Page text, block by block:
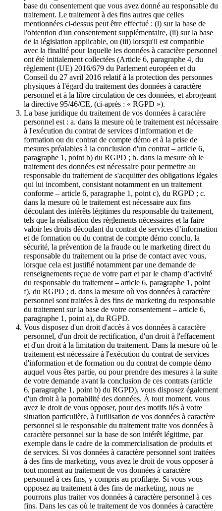
base du consentement que vous avez donné au responsable du
traitement. Le traitement à des fins autres que celles
mentionnées ci-dessus peut être effectué : (i) sur la base de
l'obtention d'un consentement supplémentaire, (ii) sur la base
de la législation applicable, ou (iii) lorsqu'il est compatible
avec la finalité pour laquelle les données à caractère personnel
ont été initialement collectées (Article 6, paragraphe 4, du
règlement (UE) 2016/679 du Parlement européen et du
Conseil du 27 avril 2016 relatif à la protection des personnes
physiques à l'égard du traitement des données à caractère
personnel et à la libre circulation de ces données, et abrogeant
la directive 95/46/CE, (ci-après : « RGPD »).
La base juridique du traitement de vos données à caractère
personnel est : a. dans la mesure où le traitement est nécessaire
à l'exécution du contrat de services d'information et de
formation ou du contrat de compte démo et à la prise de
mesures préalables à la conclusion d'un contrat – article 6,
paragraphe 1, point b) du RGPD ; b. dans la mesure où le
traitement des données est nécessaire pour permettre au
responsable du traitement de s'acquitter des obligations légales
qui lui incombent, consistant notamment en un traitement
conforme – article 6, paragraphe 1, point c), du RGPD ; c.
dans la mesure où le traitement est nécessaire aux fins
découlant des intérêts légitimes du responsable du traitement,
tels que la réalisation des règlements nécessaires et la faire
valoir les droits découlant du contrat de services d’information
et de formation ou du contrat de compte démo conclu, la
sécurité, la prévention de la fraude ou le marketing direct du
responsable du traitement ou la prise de contact avec vous,
lorsque cela est justifié notamment par une demande de
renseignements reçue de votre part et par le champ d’activité
du responsable du traitement – article 6, paragraphe 1, point
f), du RGPD ; d. dans la mesure où vos données à caractère
personnel sont traitées à des fins de marketing du responsable
du traitement sur la base de votre consentement – article 6,
paragraphe 1, point a), du RGPD.
Vous disposez d'un droit d'accès à vos données à caractère
personnel, d'un droit de rectification, d'un droit à l'effacement
et d'un droit à la limitation du traitement. Dans la mesure où le
traitement est nécessaire à l'exécution du contrat de services
d'information et de formation ou du contrat de compte démo
auquel vous êtes partie, ou pour prendre des mesures à la suite
de votre demande avant la conclusion de ces contrats (article
6, paragraphe 1, point b) du RGPD), vous disposez également
d'un droit à la portabilité des données. À tout moment, vous
avez le droit de vous opposer, pour des motifs liés à votre
situation particulière, à l'utilisation de vos données à caractère
personnel si le responsable du traitement traite vos données à
caractère personnel sur la base de son intérêt légitime, par
exemple dans le cadre de la commercialisation de produits et
de services. Si vos données à caractère personnel sont traitées
à des fins de marketing, vous avez le droit de vous opposer à
tout moment au traitement de vos données à caractère
personnel à ces fins, y compris au profilage. Si vous vous
opposez au traitement à des fins de marketing, nous ne
pourrons plus traiter vos données à caractère personnel à ces
fins. Dans les cas où le traitement de vos données à caractère